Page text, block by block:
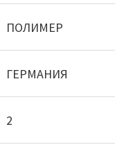
ПОЛИМЕР
ГЕРМАНИЯ
2